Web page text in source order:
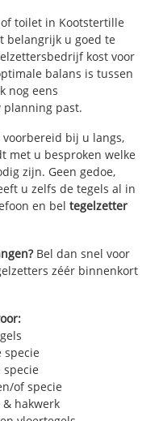
toilet in Kootstertille
belangrijk u goed te
kost voor
balans is tussen
nog eens
past.
voorbereid bij u langs,
met u besproken welke
zijn. Geen gedoe,
u zelfs de tegels al in
en beltegelzetter
Bel dan snel voor
zéér binnenkort
specie
specie
of specie
hakwerk